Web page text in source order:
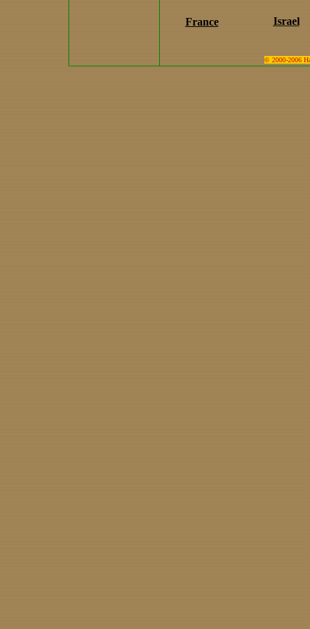
France Israel
© 2000-2006